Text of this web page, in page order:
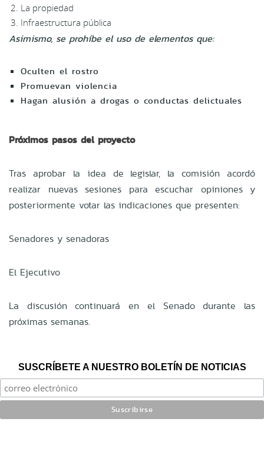
La propiedad
Infraestructura pública
Asimismo, se prohíbe el uso de elementos que:
Oculten el rostro
Promuevan violencia
Hagan alusión a drogas o conductas delictuales
Próximos pasos del proyecto
Tras aprobar la idea de legislar, la comisión acordó
realizar nuevas sesiones para escuchar opiniones y
posteriormente votar las indicaciones que presenten:
Senadores y senadoras
El Ejecutivo
La discusión continuará en el Senado durante las
próximas semanas.
SUSCRÍBETE A NUESTRO BOLETÍN DE NOTICIAS